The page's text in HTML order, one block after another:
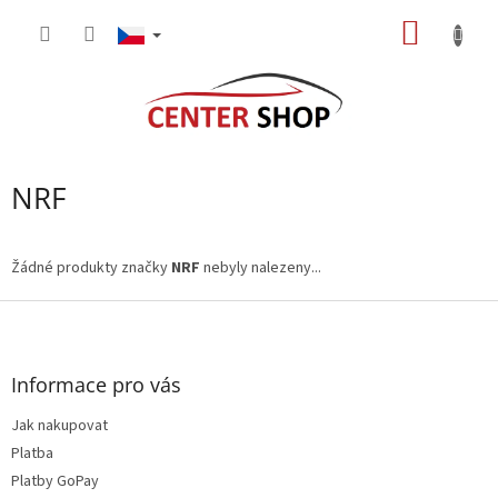
NRF
Žádné produkty značky NRF nebyly nalezeny...
Z
Informace pro vás
Jak nakupovat
Platba
Platby GoPay